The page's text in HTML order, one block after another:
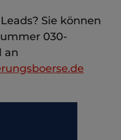
Sie können
030-
an